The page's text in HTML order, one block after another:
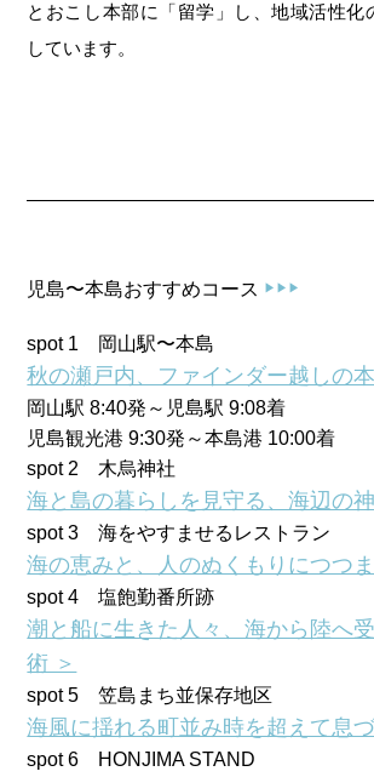
とおこし本部に「留学」し、地域活性化
しています。
児島〜本島おすすめコース ▶▶▶
spot 1 岡山駅〜本島
秋の瀬戸内、ファインダー越しの
岡山駅 8:40発～児島駅 9:08着
児島観光港 9:30発～本島港 10:00着
spot 2 木烏神社
海と島の暮らしを見守る、海辺の
spot 3 海をやすませるレストラン
海の恵みと、人のぬくもりにつつ
spot 4 塩飽勤番所跡
潮と船に生きた人々、海から陸へ
術 ＞
spot 5 笠島まち並保存地区
海風に揺れる町並み時を超えて息
spot 6 HONJIMA STAND